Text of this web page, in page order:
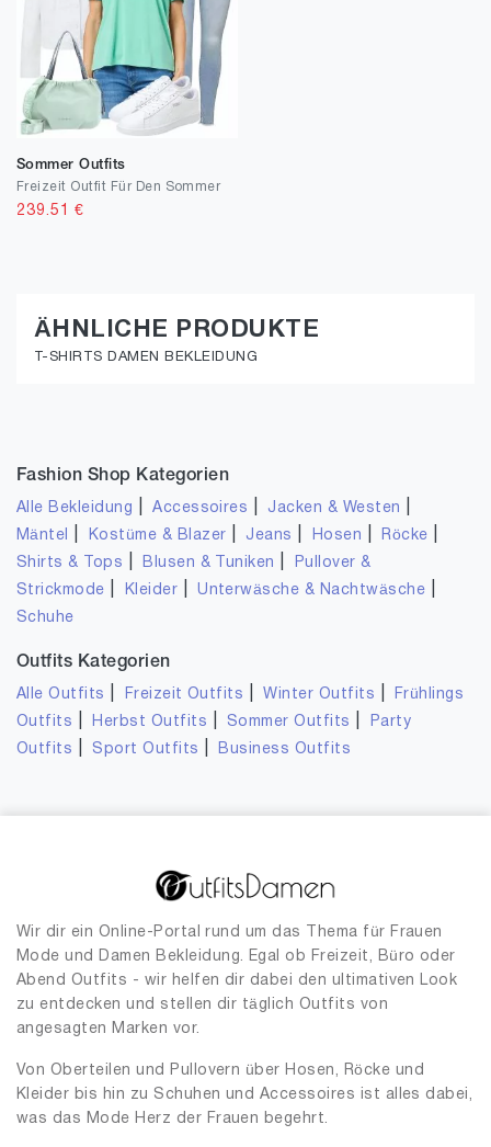
Sommer Outfits
Freizeit Outfit Für Den Sommer
239.51 €
ÄHNLICHE PRODUKTE
T-SHIRTS DAMEN BEKLEIDUNG
Fashion Shop Kategorien
Alle Bekleidung |Accessoires Jacken & Westen
Mäntel Kostüme & Blazer Jeans Hosen Röcke
Shirts & Tops Blusen & Tuniken
Pullover &
Strickmode
Kleider |Unterwäsche & Nachtwäsche
Schuhe
Outfits Kategorien
Alle Outfits Freizeit Outfits |Winter Outfits
Frühlings
Outfits
Herbst Outfits Sommer Outfits
Party
Outfits
Sport Outfits Business Outfits
Wir dir ein Online-Portal rund um das Thema für Frauen
Mode und Damen Bekleidung. Egal ob Freizeit, Büro oder
Abend Outfits - wir helfen dir dabei den ultimativen Look
zu entdecken und stellen dir täglich Outfits von
angesagten Marken vor.
Von Oberteilen und Pullovern über Hosen, Röcke und
Kleider bis hin zu Schuhen und Accessoires ist alles dabei,
was das Mode Herz der Frauen begehrt.